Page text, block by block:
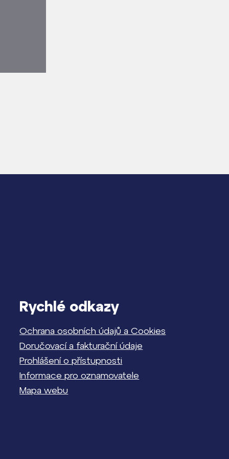
Rychlé odkazy
Ochrana osobních údajů a Cookies
Doručovací a fakturační údaje
Prohlášení o přístupnosti
Informace pro oznamovatele
Mapa webu